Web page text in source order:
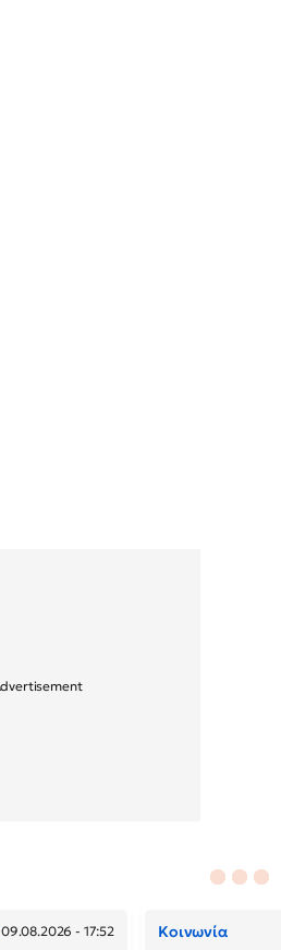
09.08.2026 - 17:52 Κοινωνία